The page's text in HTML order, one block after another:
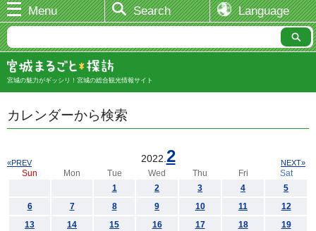
Menu Search Language
宮城の魅力がギッシリ！宮城の総合観光情報サイト
カレンダーから検索
2022. 2
«PREV NEXT»
Sun Mon Tue Wed Thu Fri
Sat
1
2 3 4
5
6
7 8 9 10 11
12
13
14 15 16 17 18
19